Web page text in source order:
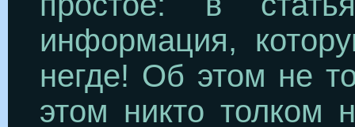
информация,
негде! Об этом не
этом никто толком